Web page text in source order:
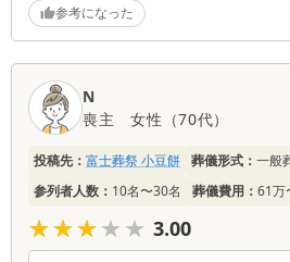
参考になった
N
喪主
女性 （70代）
投稿先： 富士葬祭 小豆餅 葬儀形式： 一般
参列者人数： 10名〜30名 葬儀費用： 61万
★★★★★
★★★★★ 3.00